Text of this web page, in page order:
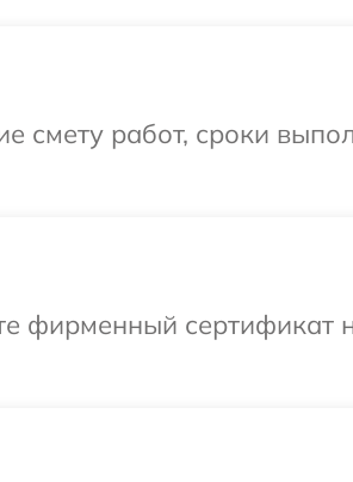
смету работ, сроки
фирменный сертификат